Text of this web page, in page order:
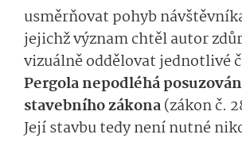
usměrňovat pohyb
jejichž význam chtěl autor
vizuálně oddělovat jednotlivé
Pergola nepodléhá
stavebního zákona(zákon č.
Její stavbu tedy není nutné